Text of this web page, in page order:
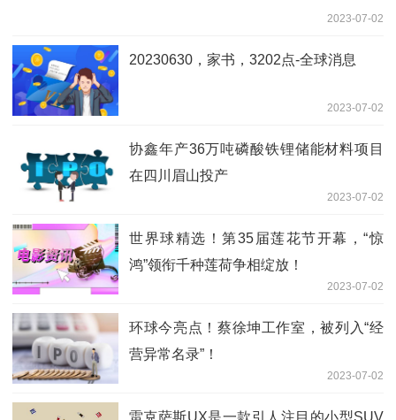
2023-07-02
20230630，家书，3202点-全球消息
2023-07-02
协鑫年产36万吨磷酸铁锂储能材料项目
在四川眉山投产
2023-07-02
世界球精选！第35届莲花节开幕，“惊
鸿”领衔千种莲荷争相绽放！
2023-07-02
环球今亮点！蔡徐坤工作室，被列入“经
营异常名录”！
2023-07-02